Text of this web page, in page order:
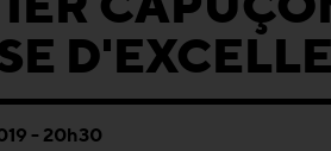
- 20h30